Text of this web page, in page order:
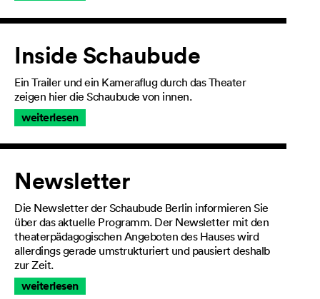
Inside Schaubude
Ein Trailer und ein Kameraflug durch das Theater
zeigen hier die Schaubude von innen.
weiterlesen
Newsletter
Die Newsletter der Schaubude Berlin informieren Sie
über das aktuelle Programm. Der Newsletter mit den
theaterpädagogischen Angeboten des Hauses wird
allerdings gerade umstrukturiert und pausiert deshalb
zur Zeit.
weiterlesen